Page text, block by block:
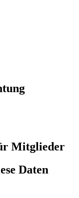
Mitglieder
Daten